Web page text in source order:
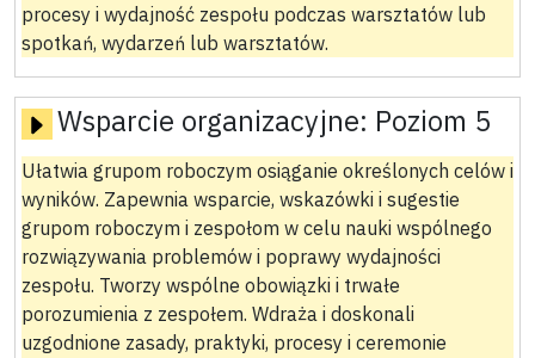
procesy i wydajność zespołu podczas warsztatów lub
spotkań, wydarzeń lub warsztatów.
Wsparcie organizacyjne: Poziom 5
Ułatwia grupom roboczym osiąganie określonych celów i
wyników. Zapewnia wsparcie, wskazówki i sugestie
grupom roboczym i zespołom w celu nauki wspólnego
rozwiązywania problemów i poprawy wydajności
zespołu. Tworzy wspólne obowiązki i trwałe
porozumienia z zespołem. Wdraża i doskonali
uzgodnione zasady, praktyki, procesy i ceremonie